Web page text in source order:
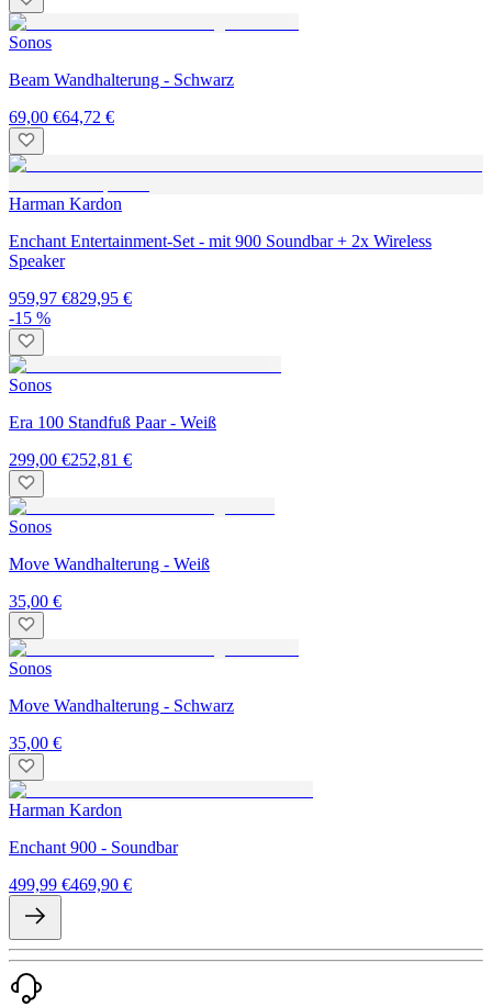
Sonos
Beam Wandhalterung - Schwarz
69,00 €64,72 €
Harman Kardon
Enchant Entertainment-Set - mit 900 Soundbar + 2x Wireless
Speaker
959,97 €829,95 €
-15 %
Sonos
Era 100 Standfuß Paar - Weiß
299,00 €252,81 €
Sonos
Move Wandhalterung - Weiß
35,00 €
Sonos
Move Wandhalterung - Schwarz
35,00 €
Harman Kardon
Enchant 900 - Soundbar
499,99 €469,90 €